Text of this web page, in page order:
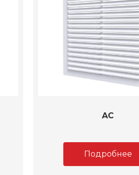
AC
Подробнее